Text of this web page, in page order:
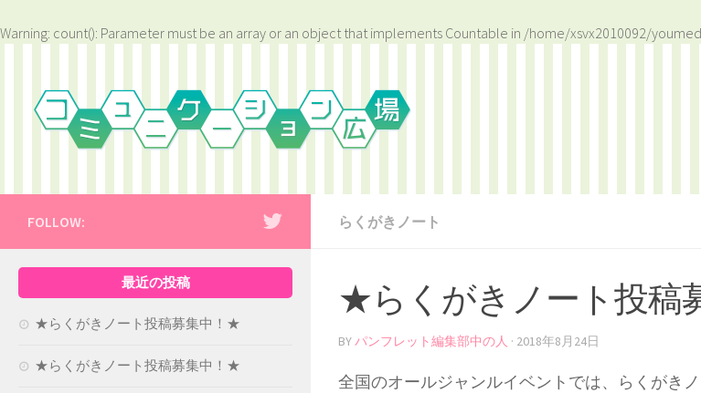
Warning: count(): Parameter must be an array or an object that implements Countable in /home/xsvx2010092/
らくがきノート
★らくがきノート投稿
BYパンフレット編集部中の人 · 2018年8月24日
全国のオールジャンルイベントでは、らくがき
FOLLOW:
最近の投稿
★らくがきノート投稿募集中！★
★らくがきノート投稿募集中！★